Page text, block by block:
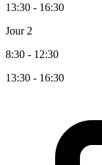
13:30 - 16:30
Jour 2
8:30 - 12:30
13:30 - 16:30